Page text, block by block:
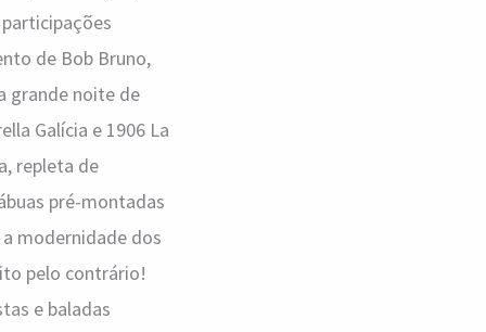
de Bob Bruno,
grande noite de
Galícia e 1906 La
repleta de
pré-montadas
modernidade dos
pelo contrário!
e baladas